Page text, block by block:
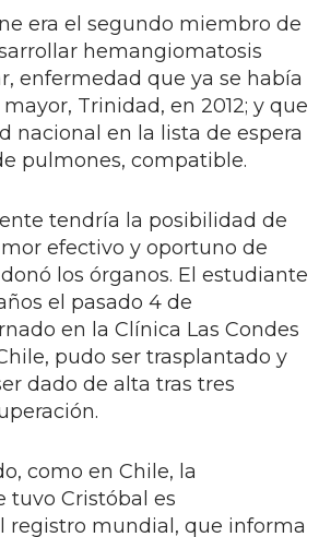
era el segundo miembro de
hemangiomatosis
enfermedad que ya se había
mayor, Trinidad, en 2012; y que
nacional en la lista de espera
pulmones, compatible.
tendría la posibilidad de
efectivo y oportuno de
los órganos. El estudiante
el pasado 4 de
en la Clínica Las Condes
pudo ser trasplantado y
dado de alta tras tres
como en Chile, la
tuvo Cristóbal es
registro mundial, que informa